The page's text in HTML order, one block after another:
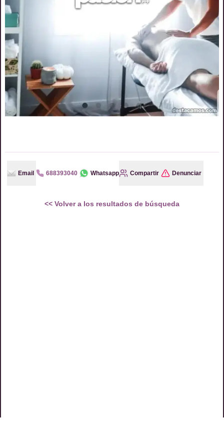
Email 688393040 Whatsapp Compartir Denunciar
<< Volver a los resultados de búsqueda